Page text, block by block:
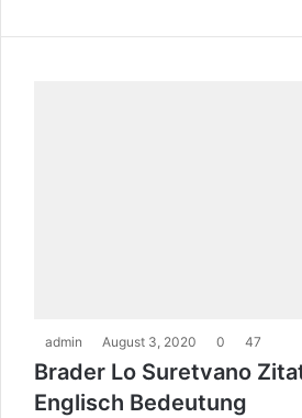
admin August 3, 2020 0 47
Brader Lo Suretvano
Englisch Bedeutung